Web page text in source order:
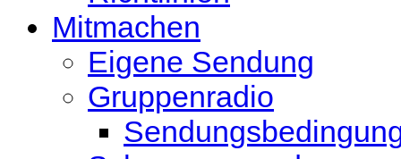
Mitmachen
Eigene Sendung
Gruppenradio